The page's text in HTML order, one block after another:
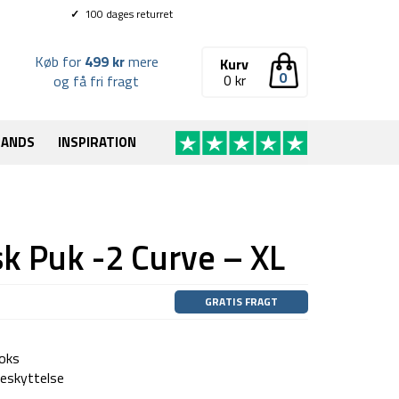
✓ 100 dages returret
0
Kurv
0 kr
Køb for 499 krmere
og få fri fragt
INSPIRATION
Puk -2 Curve – XL
GRATIS FRAGT